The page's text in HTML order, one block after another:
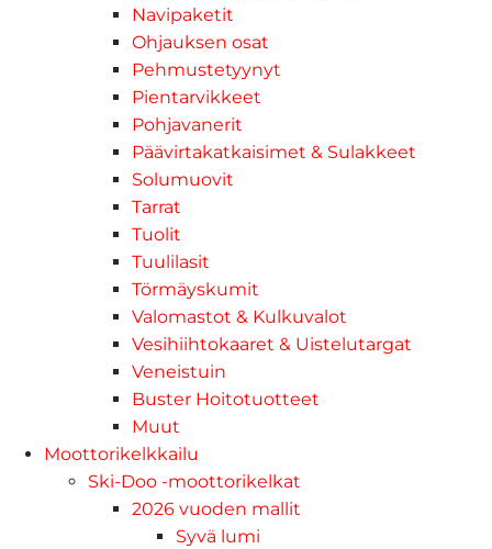
Navipaketit
Ohjauksen osat
Pehmustetyynyt
Pientarvikkeet
Pohjavanerit
Päävirtakatkaisimet & Sulakkeet
Solumuovit
Tarrat
Tuolit
Tuulilasit
Törmäyskumit
Valomastot & Kulkuvalot
Vesihiihtokaaret & Uistelutargat
Veneistuin
Buster Hoitotuotteet
Muut
Moottorikelkkailu
Ski-Doo -moottorikelkat
2026 vuoden mallit
Syvä lumi